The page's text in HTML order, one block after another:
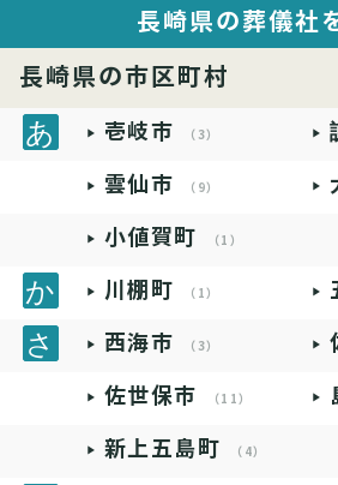
長崎県の葬儀社
長崎県の市区町村
壱岐市 （3）
雲仙市 （9）
小値賀町 （1）
川棚町 （1）
西海市 （3）
佐世保市 （11）
新上五島町 （4）